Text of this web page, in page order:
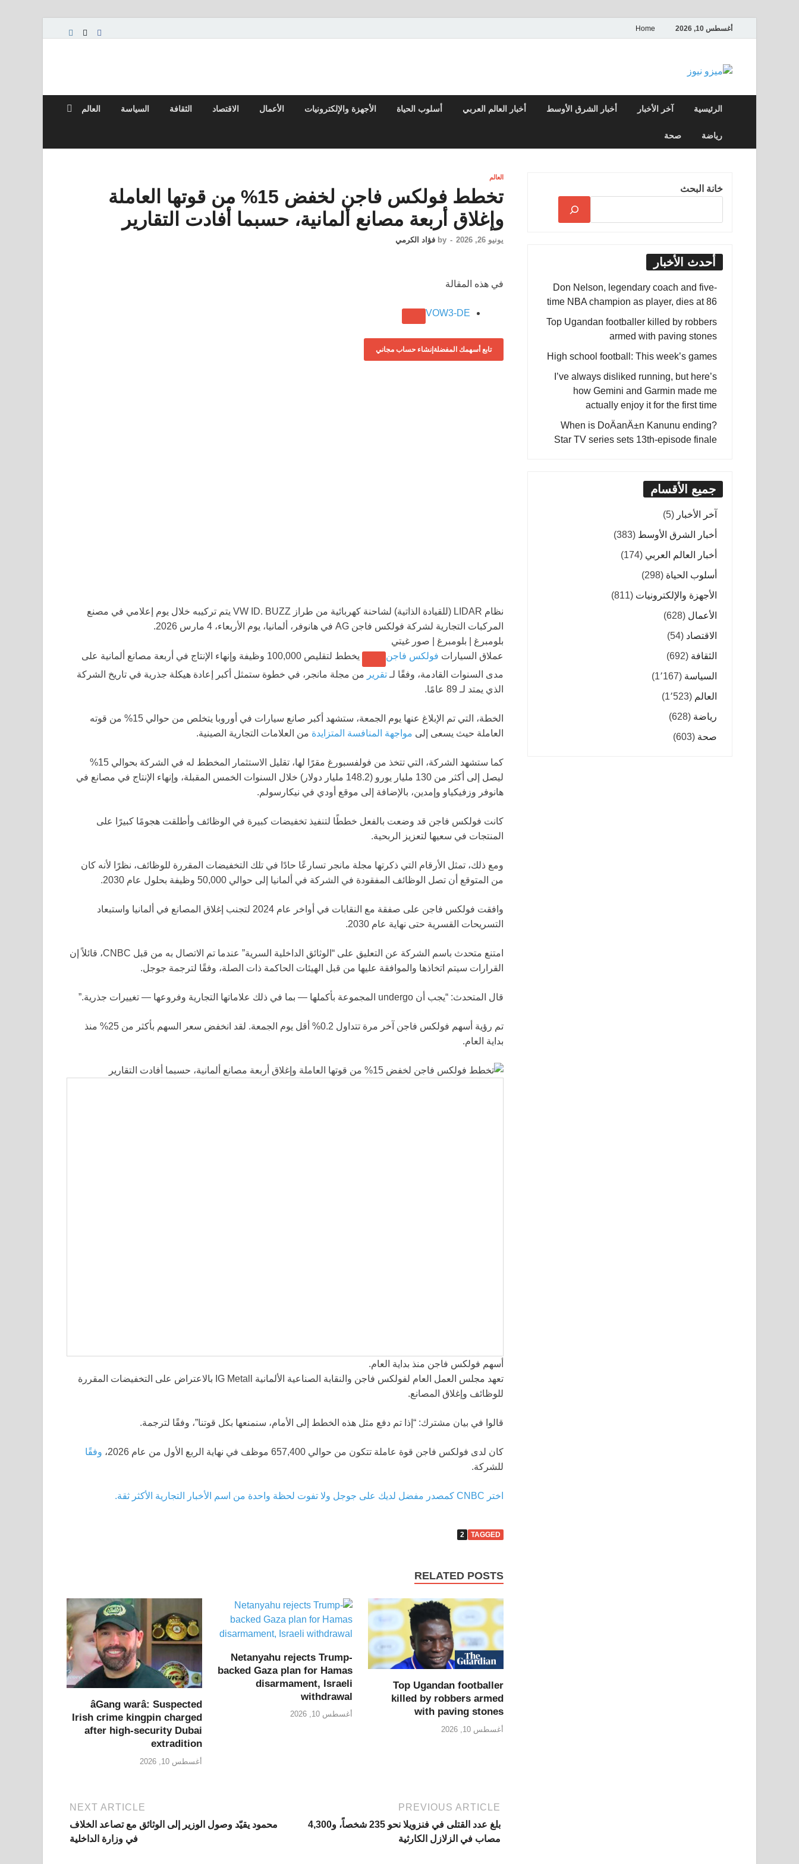
أغسطس 10, 2026 Home
ميزو نيوز
الرئيسية آخر الأخبار أخبار الشرق الأوسط أخبار العالم العربي أسلوب الحياة الأجهزة والإلكترونيات الأعمال الاقتصاد الثقافة السياسة العالم
رياضة صحة
العالم
تخطط فولكس فاجن لخفض 15% من قوتها العاملة
وإغلاق أربعة مصانع ألمانية، حسبما أفادت التقارير
يونيو 26, 2026 -
by فؤاد الكرمي
في هذه المقالة
VOW3-DE
تابع أسهمك المفضلة إنشاء حساب مجاني
نظام LIDAR (للقيادة الذاتية) لشاحنة كهربائية من طراز VW ID. BUZZ يتم تركيبه خلال يوم إعلامي في مصنع
المركبات التجارية لشركة فولكس فاجن AG في هانوفر، ألمانيا، يوم الأربعاء، 4 مارس 2026.
بلومبرغ | بلومبرغ | صور غيتي
عملاق السيارات فولكس فاجن
يخطط لتقليص 100,000 وظيفة وإنهاء الإنتاج في أربعة مصانع ألمانية على
مدى السنوات القادمة، وفقًا لـ تقرير من مجلة مانجر، في خطوة ستمثل أكبر إعادة هيكلة جذرية في تاريخ الشركة
الذي يمتد لـ 89 عامًا.
الخطة، التي تم الإبلاغ عنها يوم الجمعة، ستشهد أكبر صانع سيارات في أوروبا يتخلص من حوالي 15% من قوته
العاملة حيث يسعى إلى مواجهة المنافسة المتزايدة من العلامات التجارية الصينية.
كما ستشهد الشركة، التي تتخذ من فولفسبورغ مقرًا لها، تقليل الاستثمار المخطط له في الشركة بحوالي 15%
ليصل إلى أكثر من 130 مليار يورو (148.2 مليار دولار) خلال السنوات الخمس المقبلة، وإنهاء الإنتاج في مصانع في
هانوفر وزفيكياو وإمدين، بالإضافة إلى موقع أودي في نيكارسولم.
كانت فولكس فاجن قد وضعت بالفعل خططًا لتنفيذ تخفيضات كبيرة في الوظائف وأطلقت هجومًا كبيرًا على
المنتجات في سعيها لتعزيز الربحية.
ومع ذلك، تمثل الأرقام التي ذكرتها مجلة مانجر تسارعًا حادًا في تلك التخفيضات المقررة للوظائف، نظرًا لأنه كان
من المتوقع أن تصل الوظائف المفقودة في الشركة في ألمانيا إلى حوالي 50,000 وظيفة بحلول عام 2030.
وافقت فولكس فاجن على صفقة مع النقابات في أواخر عام 2024 لتجنب إغلاق المصانع في ألمانيا واستبعاد
التسريحات القسرية حتى نهاية عام 2030.
امتنع متحدث باسم الشركة عن التعليق على “الوثائق الداخلية السرية” عندما تم الاتصال به من قبل CNBC، قائلاً إن
القرارات سيتم اتخاذها والموافقة عليها من قبل الهيئات الحاكمة ذات الصلة، وفقًا لترجمة جوجل.
قال المتحدث: “يجب أن undergo المجموعة بأكملها — بما في ذلك علاماتها التجارية وفروعها — تغييرات جذرية.”
تم رؤية أسهم فولكس فاجن آخر مرة تتداول 0.2% أقل يوم الجمعة. لقد انخفض سعر السهم بأكثر من 25% منذ
بداية العام.
أسهم فولكس فاجن منذ بداية العام.
تعهد مجلس العمل العام لفولكس فاجن والنقابة الصناعية الألمانية IG Metall بالاعتراض على التخفيضات المقررة
للوظائف وإغلاق المصانع.
قالوا في بيان مشترك: “إذا تم دفع مثل هذه الخطط إلى الأمام، سنمنعها بكل قوتنا”، وفقًا لترجمة.
كان لدى فولكس فاجن قوة عاملة تتكون من حوالي 657,400 موظف في نهاية الربع الأول من عام 2026،
وفقًا
للشركة.
اختر CNBC كمصدر مفضل لديك على جوجل ولا تفوت لحظة واحدة من اسم الأخبار التجارية الأكثر ثقة.
TAGGED
2
RELATED POSTS
Top Ugandan footballer
killed by robbers armed
with paving stones
أغسطس 10, 2026
Netanyahu rejects Trump-
backed Gaza plan for Hamas
disarmament, Israeli
withdrawal
أغسطس 10, 2026
âGang warâ: Suspected
Irish crime kingpin charged
after high-security Dubai
extradition
أغسطس 10, 2026
PREVIOUS ARTICLE
بلغ عدد القتلى في فنزويلا نحو 235 شخصاً، و4,300
مصاب في الزلازل الكارثية
NEXT ARTICLE
محمود يقيّد وصول الوزير إلى الوثائق مع تصاعد الخلاف
في وزارة الداخلية
خانة البحث
أحدث الأخبار
Don Nelson, legendary coach and five-
time NBA champion as player, dies at 86
Top Ugandan footballer killed by robbers
armed with paving stones
High school football: This week’s games
I’ve always disliked running, but here’s
how Gemini and Garmin made me
actually enjoy it for the first time
When is DoÄanÄ±n Kanunu ending?
Star TV series sets 13th-episode finale
جميع الأقسام
آخر الأخبار (5)
أخبار الشرق الأوسط (383)
أخبار العالم العربي (174)
أسلوب الحياة (298)
الأجهزة والإلكترونيات (811)
الأعمال (628)
الاقتصاد (54)
الثقافة (692)
السياسة (1٬167)
العالم (1٬523)
رياضة (628)
صحة (603)